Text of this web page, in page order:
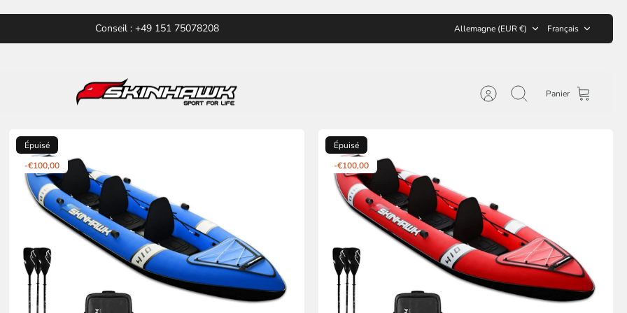
Conseil : +49 151 75078208 Allemagne (EUR €) Français
CompteRecherchePanier
Épuisé
-€100,00
Épuisé
-€100,00